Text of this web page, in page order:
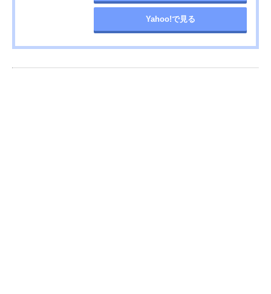
Yahoo!で見る